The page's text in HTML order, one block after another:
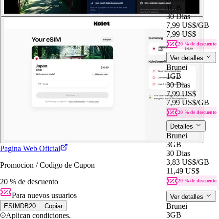
Pagina Web Oficial
Promocion / Codigo de Cupon
20 % de descuento
Para nuevos usuarios
ESIMDB20 Copiar
Aplican condiciones.
1GB
30 Dias
7,99 US$/GB
7,99 US$
20 % de descuento
Ver detalles
Brunei
1GB
30 Dias
7,99 US$
7,99 US$/GB
20 % de descuento
Detalles
Brunei
3GB
30 Dias
3,83 US$/GB
11,49 US$
20 % de descuento
Ver detalles
Brunei
3GB